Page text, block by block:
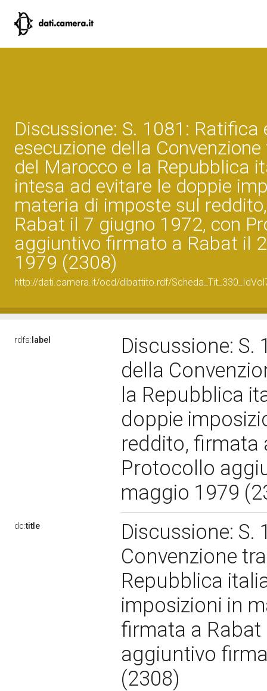
Discussione: S. 1081: Ratifica
esecuzione della
del Marocco e la Repubblica
intesa ad evitare le doppie
materia di imposte sul
Rabat il 7 giugno 1972, con
aggiuntivo firmato a Rabat il
1979 (2308)
http://dati.camera.it/ocd/dibattito.rdf/
rdfs: label
Discussione: S.
della
la Repubblica
doppie
reddito, firmata
Protocollo
maggio 1979
dc:title
Discussione: S.
Convenzione
Repubblica
imposizioni in
firmata a
aggiuntivo
(2308)